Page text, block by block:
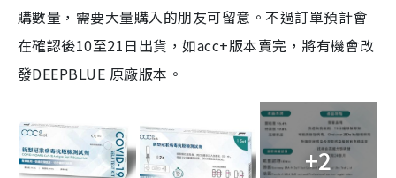
購數量，需要大量購入的朋友可留意。不過訂單預計會
在確認後10至21日出貨，如acc+版本賣完，將有機會改
發DEEPBLUE 原廠版本。
+2